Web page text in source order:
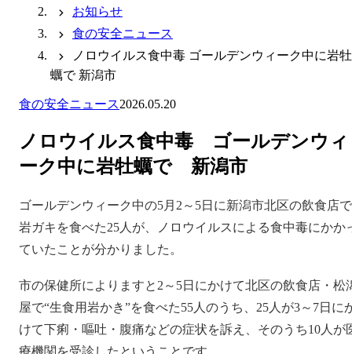
お知らせ
食の安全ニュース
ノロウイルス食中毒 ゴールデンウィーク中に岩牡
蠣で 新潟市
食の安全ニュース2026.05.20
ノロウイルス食中毒 ゴールデンウィ
ーク中に岩牡蠣で 新潟市
ゴールデンウィーク中の5月2～5日に新潟市北区の飲食店で
岩ガキを食べた25人が、ノロウイルスによる食中毒にかか
ていたことが分かりました。
市の保健所によりますと2～5日にかけて北区の飲食店・松
屋で“生食用岩かき”を食べた55人のうち、25人が3～7日に
けて下痢・嘔吐・腹痛などの症状を訴え、そのうち10人が